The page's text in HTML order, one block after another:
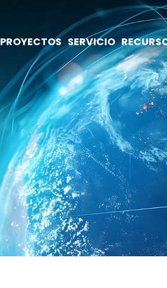
PROYECTOS SERVICIO